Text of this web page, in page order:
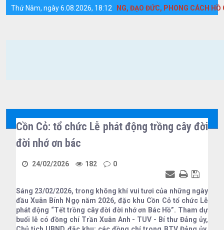
Chi tiết tin tức - Huyện Cồn Cỏ
Thứ Năm, ngày 6.08.2026, 18:12
VÀ LÀM THEO TƯ TƯỞNG, ĐẠO ĐỨC, PHONG CÁCH HỒ CHÍ MINH
Cồn Cỏ: tổ chức Lễ phát động trồng cây đời
đời nhớ ơn bác
24/02/2026 182 0
Sáng 23/02/2026, trong không khí vui tươi của những ngày
đầu Xuân Bính Ngọ năm 2026, đặc khu Cồn Cỏ tổ chức Lễ
phát động “Tết trồng cây đời đời nhớ ơn Bác Hồ”. Tham dự
buổi lễ có đồng chí Trần Xuân Anh - TUV - Bí thư Đảng ủy,